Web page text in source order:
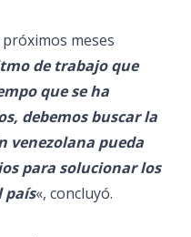
meses
de trabajo que
que se ha
debemos buscar la
venezolana pueda
para solucionar los
país«, concluyó.